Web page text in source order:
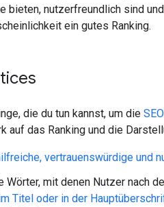
bieten, nutzerfreundlich sind
ein gutes Ranking.
die du tun kannst, um die
auf das Ranking und die
vertrauenswürdige und
Wörter, mit denen Nutzer nach
Titel oder in der